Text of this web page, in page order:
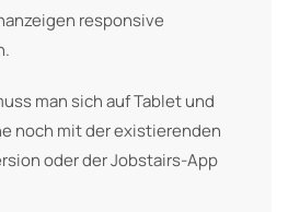
responsive
man sich auf Tablet und
noch mit der existierenden
oder der Jobstairs-App